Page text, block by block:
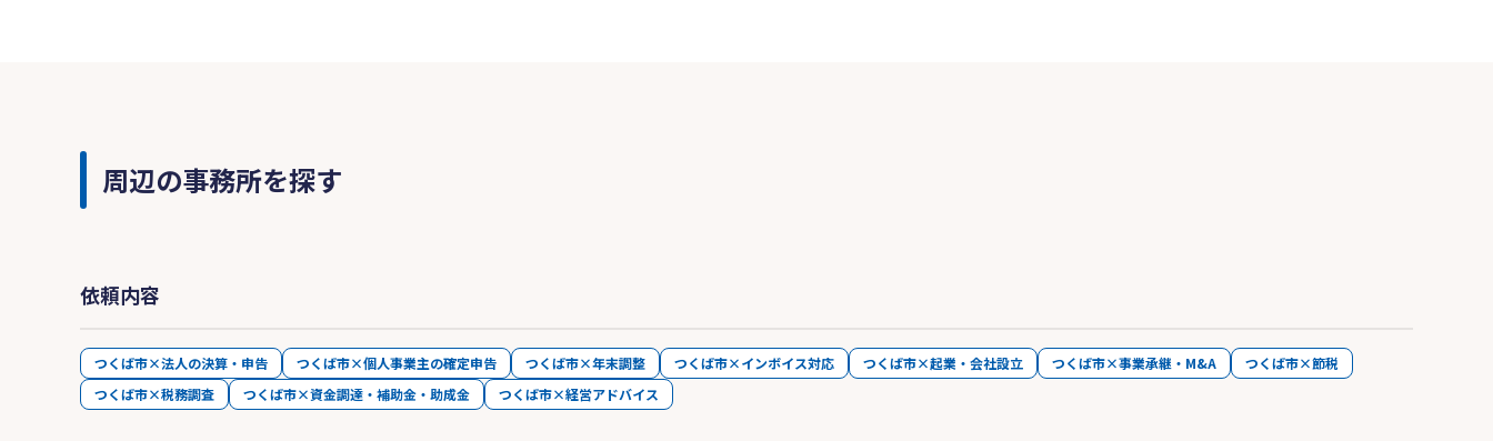
周辺の事務所を探す
依頼内容
つくば市×法人の決算・申告 つくば市×個人事業主の確定申告 つくば市×年末調整 つくば市×インボイス対応 つくば市×起業・会社設立 つくば市×事業承継・M&A
つくば市×節税
つくば市×税務調査
つくば市×資金調達・補助金・助成金 つくば市×経営アドバイス